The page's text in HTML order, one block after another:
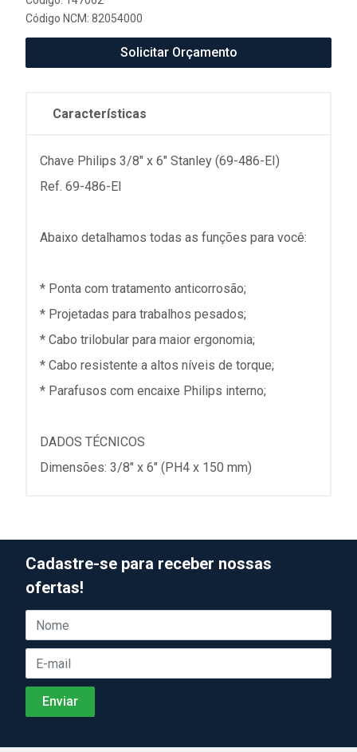
Código NCM: 82054000
Solicitar Orçamento
Características
Chave Philips 3/8" x 6" Stanley (69-486-EI)
Ref. 69-486-EI
Abaixo detalhamos todas as funções para você:
* Ponta com tratamento anticorrosão;
* Projetadas para trabalhos pesados;
* Cabo trilobular para maior ergonomia;
* Cabo resistente a altos níveis de torque;
* Parafusos com encaixe Philips interno;
DADOS TÉCNICOS
Dimensões: 3/8" x 6" (PH4 x 150 mm)
Cadastre-se para receber nossas
ofertas!